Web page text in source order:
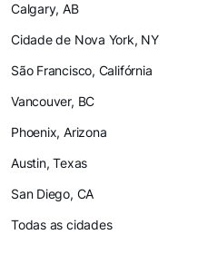
Calgary, AB
Cidade de Nova York, NY
São Francisco, Califórnia
Vancouver, BC
Phoenix, Arizona
Austin, Texas
San Diego, CA
Todas as cidades